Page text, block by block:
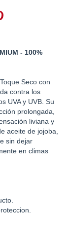
- 100%
Seco con
contra los
UVA y UVB. Su
prolongada,
liviana y
aceite de jojoba,
sin dejar
en climas